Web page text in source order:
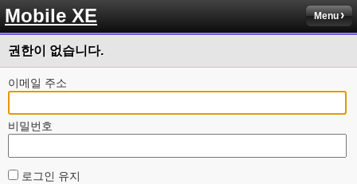
Mobile XE Menu
권한이 없습니다.
이메일 주소
비밀번호
로그인 유지